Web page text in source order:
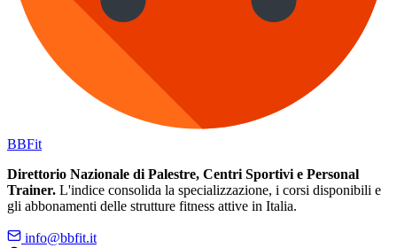
BBFit
Direttorio Nazionale di Palestre, Centri Sportivi e Personal
Trainer. L'indice consolida la specializzazione, i corsi disponibili e
gli abbonamenti delle strutture fitness attive in Italia.
info@bbfit.it